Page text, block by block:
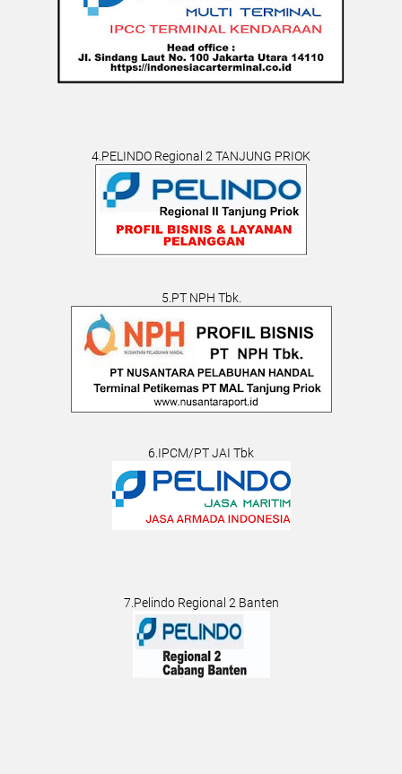
4.PELINDO Regional 2 TANJUNG PRIOK
5.PT NPH Tbk.
6.IPCM/PT JAI Tbk
7.Pelindo Regional 2 Banten